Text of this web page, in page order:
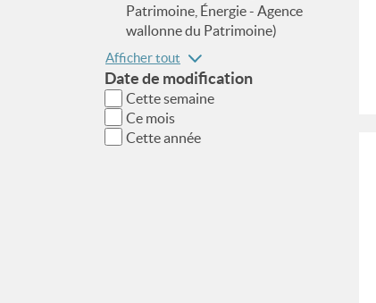
Patrimoine, Énergie - Agence
wallonne du Patrimoine)
Afficher tout
Date de modification
Cette semaine
Ce mois
Cette année